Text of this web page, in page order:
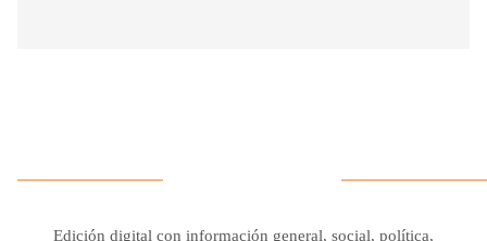
Edición digital con información general, social, política,